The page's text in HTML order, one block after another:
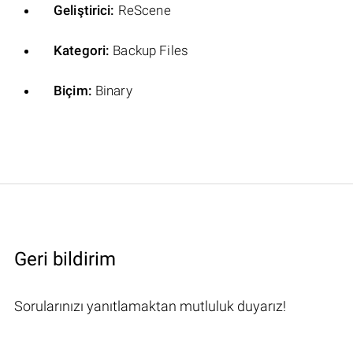
Geliştirici: ReScene
Kategori: Backup Files
Biçim: Binary
Geri bildirim
Sorularınızı yanıtlamaktan mutluluk duyarız!